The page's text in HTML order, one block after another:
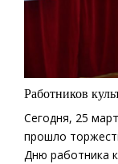
Работников
Сегодня, 25
прошло
Дню работника